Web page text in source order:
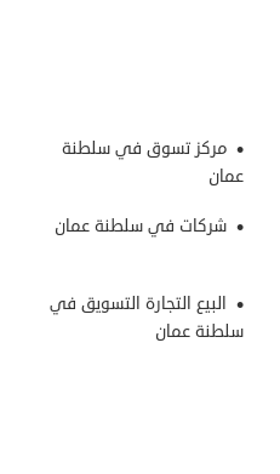
مركز تسوق في سلطنة
عمان
شركات في سلطنة عمان
البيع التجارة التسويق في
سلطنة عمان